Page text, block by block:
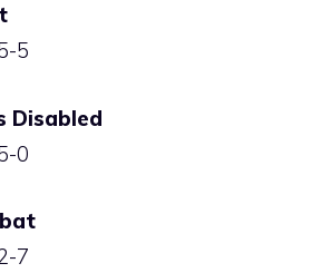
5
Disabled
0
7